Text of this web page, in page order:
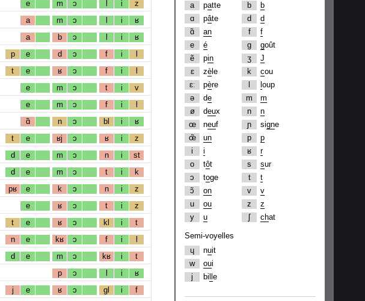
e m ɔ l i z
a m ɔ l i ʁ
a b ɔ l i ʁ
p e d ɔ f i l
t e ʁ ɔ f i l
e m ɔ t i v
e m ɔ f i l
ɑ̃ n ɔ bl i ʁ
t e ʁj ɔ ʁ i z
d e m ɔ n i st
d e m ɔ t i k
pʁ e k ɔ n i z
e ʁ ɔ t i z
t e ʁ ɔ kl i t
n e kʁ ɔ f i l
d e m ɔ kʁ i t
p ɔ l i ʁ
j e ʁ ɔ gl i f
a
patte
ɑ
pâte
ɑ̃
an
e
é
ẽ
pin
ɛ
zè le
ɛː
père
ə
de
ø
deux
œ
neuf
œ̃
un
i
i
o
tôt
ɔ
toge
ɔ̃
on
u
ou
y
u
b
b
d
d
f
f
g
goût
ʒ
J
k
cou
oup
m
m
n
n
ɲ
signe
p
p
ʁ
r
s
sur
t
t
v
v
z
z
ʃ
chat
Semi-voyelles
ɥ
nuit
w
oui
j
bi e